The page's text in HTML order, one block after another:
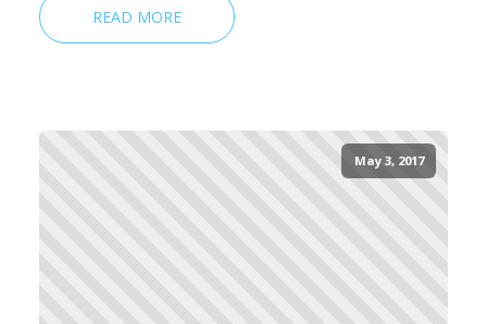
READ MORE
May 3, 2017